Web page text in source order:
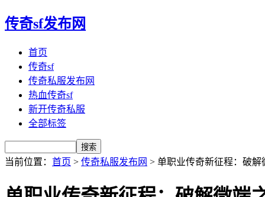
传奇sf发布网
首页
传奇sf
传奇私服发布网
热血传奇sf
新开传奇私服
全部标签
当前位置： 首页 > 传奇私服发布网 > 单职业传奇新征程：破